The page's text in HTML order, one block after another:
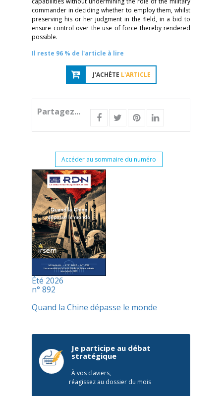
commander in deciding whether to employ them, whilst
preserving his or her judgment in the field, in a bid to
ensure control over the use of force thereby rendered
possible.
Il reste 96 % de l'article à lire
J'ACHÈTE L'ARTICLE
Partagez...
Accéder au sommaire du numéro
Été 2026
n° 892
Quand la Chine dépasse le monde
Je participe au débat
stratégique
À vos claviers,
réagissez au dossier du mois